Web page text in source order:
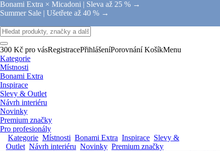
Bonami Extra × Micadoni | Sleva až 25 % →
Summer Sale | Ušetřete až 40 % →
300 Kč pro vásRegistracePřihlášeníPorovnání KošíkMenu
Kategorie
Místnosti
Bonami Extra
Inspirace
Slevy & Outlet
Návrh interiéru
Novinky
Premium značky
Pro profesionály
Kategorie Místnosti Bonami Extra Inspirace Slevy &
Outlet Návrh interiéru Novinky Premium značky